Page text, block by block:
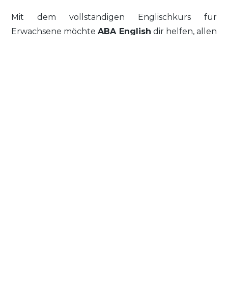
Mit dem vollständigen Englischkurs für
Erwachsene möchteABA English dir helfen, allen